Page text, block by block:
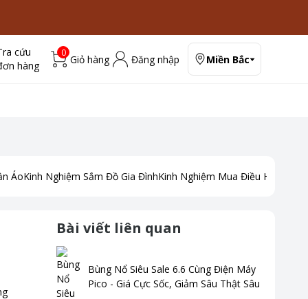
cứu
hàng
0
Giỏ hàng Đăng nhập Miền Bắc
ÁoKinh Nghiệm Sắm Đồ Gia ĐìnhKinh Nghiệm Mua Điều Hoà
Bài viết liên quan
Bùng Nổ Siêu Sale 6.6 Cùng Điện Máy
Pico - Giá Cực Sốc, Giảm Sâu Thật Sâu